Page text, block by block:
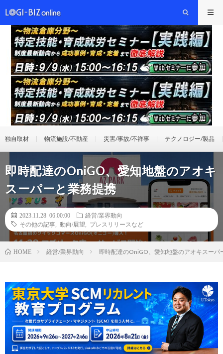
独自取材 物流施設/不動産 災害/事故/不祥事 テクノロジー/製品
即時配達のOniGO、愛知地盤のアオキ
スーパーと業務提携
2023.11.28 06:00:00
経営/業界動向
その他の記事
動向/展望 プレスリリースなど
HOME 経営/業界動向 即時配達のOniGO、愛知地盤のアオキスーパ